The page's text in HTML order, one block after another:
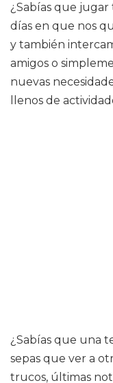
¿Sabías que
días en que nos
y también
amigos o
nuevas
llenos de
¿Sabías que una
sepas que ver a
trucos, últimas